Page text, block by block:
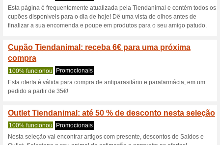
antiparasitários, Salvaje
Veterinary Diet e Snacks
quilos grátis Royal Canin,
Veterinary Diet, Dingo,
Acana, Orijen, Dibaq,
Science Plan e Hills
Preço. Promoção válida de